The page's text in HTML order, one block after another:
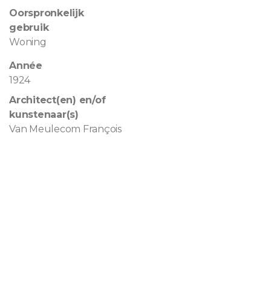
Oorspronkelijk
gebruik
Woning
Année
1924
Architect(en) en/of
kunstenaar(s)
Van Meulecom François